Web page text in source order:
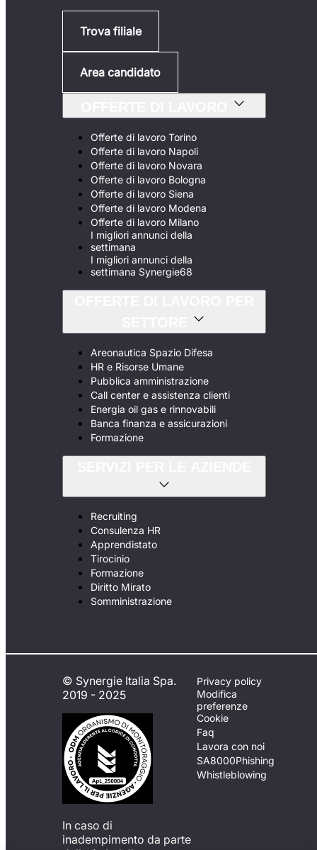
Trova filiale
Area candidato
Offerte di lavoro Torino
Offerte di lavoro Napoli
Offerte di lavoro Novara
Offerte di lavoro Bologna
Offerte di lavoro Siena
Offerte di lavoro Modena
Offerte di lavoro Milano
I migliori annunci della
settimana
I migliori annunci della
settimana Synergie68
Areonautica Spazio Difesa
HR e Risorse Umane
Pubblica amministrazione
Call center e assistenza clienti
Energia oil gas e rinnovabili
Banca finanza e assicurazioni
Formazione
Recruiting
Consulenza HR
Apprendistato
Tirocinio
Formazione
Diritto Mirato
Somministrazione
© Synergie Italia Spa.
2019 - 2025
In caso di
inadempimento da parte
Privacy policy
Modifica
preferenze
Cookie
Faq
Lavora con noi
SA8000Phishing
Whistleblowing